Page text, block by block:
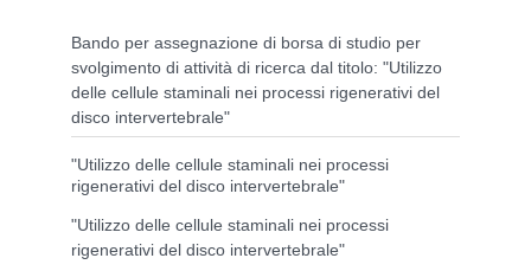
Bando per assegnazione di borsa di studio per
svolgimento di attività di ricerca dal titolo: "Utilizzo
delle cellule staminali nei processi rigenerativi del
disco intervertebrale"
"Utilizzo delle cellule staminali nei processi
rigenerativi del disco intervertebrale"
"Utilizzo delle cellule staminali nei processi
rigenerativi del disco intervertebrale"